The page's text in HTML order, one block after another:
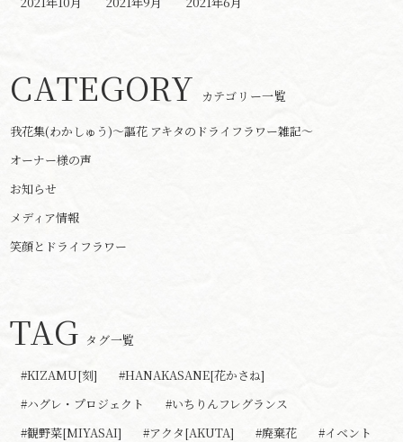
CATEGORY カテゴリー一覧
我花集(わかしゅう)～謳花 アキタのドライフラワー雑記～
オーナー様の声
お知らせ
メディア情報
笑顔とドライフラワー
TAG タグ一覧
#KIZAMU[刻]
#HANAKASANE[花かさね]
#ハグレ・プロジェクト
#いちりんフレグランス
#観野菜[MIYASAI]
#アクタ[AKUTA] #廃棄花
#イベント